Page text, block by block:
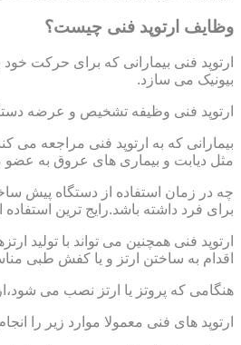
وظایف ارتوپد فنی چیست؟
ارتوپد فنی بیمارانی که برای حرکت
بیونیک می سازد.
ارتوپد فنی وظیفه تشخیص و عرضه
بیمارانی که به ارتوپد فنی مراجعه می
مثل دیابت و بیماری های عروق به عضو
چه در زمان استفاده از دستگاه پیش
برای فرد داشته باشد.رایج ترین
ارتوپد فنی همچنین می تواند با
اقدام به ساختن ارتز و یا کفش طبی
هنگامی که پروتز یا ارتز نصب می
ارتوپد های فنی معمولا موارد زیر را